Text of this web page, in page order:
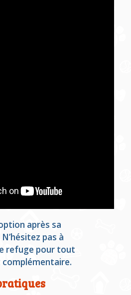
après sa
pas à
refuge pour tout